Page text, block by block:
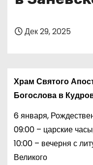
Дек 29, 2025
Храм Святого
Богослова в
6 января,
09:00 – царские
10:00 – вечерня с
Великого